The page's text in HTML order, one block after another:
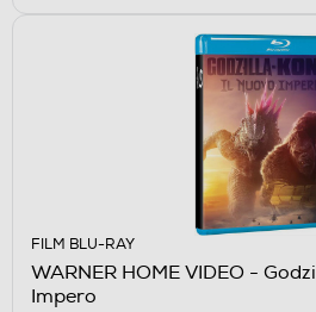
FILM BLU-RAY
WARNER HOME VIDEO -
Impero